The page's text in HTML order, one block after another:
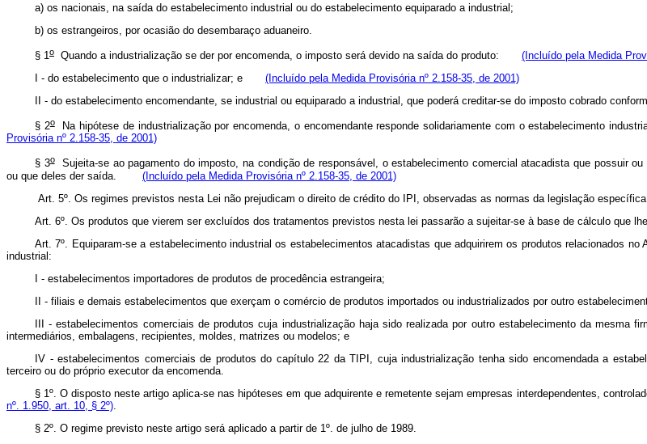
a) os nacionais, na saída do estabelecimento industrial ou do estabelecimento equiparado a industrial;
b) os estrangeiros, por ocasião do desembaraço aduaneiro.
§ 1o Quando a industrialização se der por encomenda, o imposto será devido na saída do produto: (Incluído pela Medida
I - do estabelecimento que o industrializar; e
(Incluído pela Medida Provisória nº 2.158-35, de 2001)
II - do estabelecimento encomendante, se industrial ou equiparado a industrial, que poderá creditar-se do imposto cobrado
§ 2oNa hipótese de industrialização por encomenda, o encomendante responde solidariamente com o estabelecimento
Provisória nº 2.158-35, de 2001)
§ 3oSujeita-se ao pagamento do imposto, na condição de responsável, o estabelecimento comercial atacadista que possuir
ou que deles der saída.
(Incluído pela Medida Provisória nº 2.158-35, de 2001)
Art. 5º. Os regimes previstos nesta Lei não prejudicam o direito de crédito do IPI, observadas as normas da legislação específica.
Art. 6º. Os produtos que vierem ser excluídos dos tratamentos previstos nesta lei passarão a sujeitar-se à base de cálculo que
Art. 7º. Equiparam-se a estabelecimento industrial os estabelecimentos atacadistas que adquirirem os produtos relacionados
industrial:
I - estabelecimentos importadores de produtos de procedência estrangeira;
II - filiais e demais estabelecimentos que exerçam o comércio de produtos importados ou industrializados por outro
III - estabelecimentos comerciais de produtos cuja industrialização haja sido realizada por outro estabelecimento da mesma
intermediários, embalagens, recipientes, moldes, matrizes ou modelos; e
IV - estabelecimentos comerciais de produtos do capítulo 22 da TIPI, cuja industrialização tenha sido encomendada a
terceiro ou do próprio executor da encomenda.
§ 1º. O disposto neste artigo aplica-se nas hipóteses em que adquirente e remetente sejam empresas interdependentes,
nº. 1.950, art. 10, § 2º)
§ 2º. O regime previsto neste artigo será aplicado a partir de 1º. de julho de 1989.